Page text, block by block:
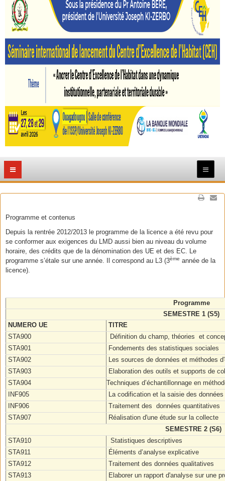
Programme et contenus
Depuis la rentrée 2012/2013 le programme de la licence a été revu pour
se conformer aux exigences du LMD aussi bien au niveau du volume
horaire, des crédits que de la dénomination des UE et des EC. Le
programme s’étale sur une année. Il correspond au L3 (3ème année de la
licence).
Programme
SEMESTRE 1 (S5)
NUMERO UE
TITRE
STA900
Définition du champ, théories et
STA901
Fondements des statistiques sociales
STA902
Les sources de données et méthodes
STA903
Elaboration des outils et supports de
STA904
Techniques d’échantillonnage en
INF905
La codification et la saisie des
INF906
Traitement des données quantitatives
STA907
Réalisation d'une étude sur la collecte
SEMESTRE 2 (S6)
STA910
Statistiques descriptives
STA911
Éléments d’analyse explicative
STA912
Traitement des données qualitatives
STA913
Elaborer un rapport d'analyse sur une